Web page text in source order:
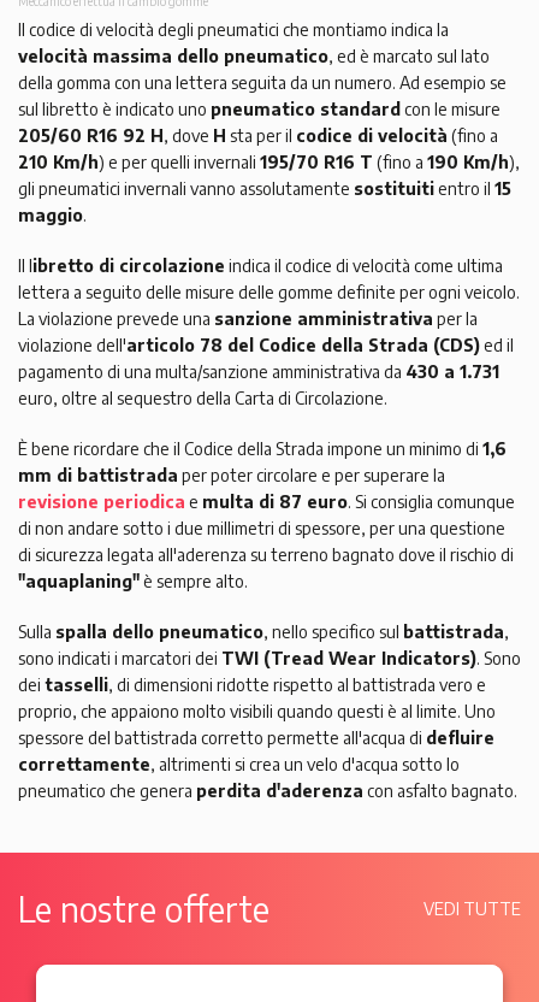
Il codice di velocità degli pneumatici che montiamo indica la
velocità massima dello pneumatico, ed è marcato sul lato
della gomma con una lettera seguita da un numero. Ad esempio se
sul libretto è indicato uno pneumatico standard con le misure
205/60 R16 92 H, dove H sta per il codice di velocità (fino a
210 Km/h) e per quelli invernali 195/70 R16 T (fino a 190 Km/h),
gli pneumatici invernali vanno assolutamente sostituitientro il 15
maggio.
Il libretto di circolazione indica il codice di velocità come ultima
lettera a seguito delle misure delle gomme definite per ogni veicolo.
La violazione prevede una sanzione amministrativa per la
violazione dell'articolo 78 del Codice della Strada (CDS)ed il
pagamento di una multa/sanzione amministrativa da 430 a 1.731
euro, oltre al sequestro della Carta di Circolazione.
È bene ricordare che il Codice della Strada impone un minimo di 1,6
mm di battistrada per poter circolare e per superare la
revisione periodica e multa di 87 euro. Si consiglia comunque
di non andare sotto i due millimetri di spessore, per una questione
di sicurezza legata all'aderenza su terreno bagnato dove il rischio di
"aquaplaning"è sempre alto.
Sulla spalla dello pneumatico, nello specifico sul battistrada,
sono indicati i marcatori dei TWI (Tread Wear Indicators). Sono
dei tasselli, di dimensioni ridotte rispetto al battistrada vero e
proprio, che appaiono molto visibili quando questi è al limite. Uno
spessore del battistrada corretto permette all'acqua di defluire
correttamente, altrimenti si crea un velo d'acqua sotto lo
pneumatico che genera perdita d'aderenza con asfalto bagnato.
Le nostre offerte VEDI TUTTE